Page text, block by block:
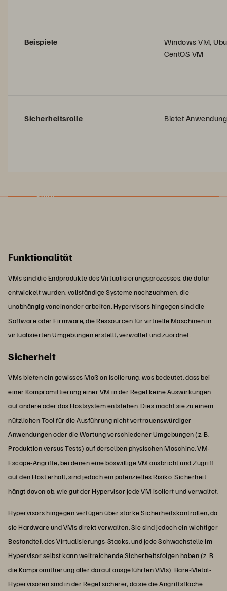
Beispiele
Windows VM,
CentOS VM
Sicherheitsrolle Bietet
Slide
Funktionalität
VMs sind die Endprodukte des Virtualisierungsprozesses, die dafür
entwickelt wurden, vollständige Systeme nachzuahmen, die
unabhängig voneinander arbeiten. Hypervisors hingegen sind die
Software oder Firmware, die Ressourcen für virtuelle Maschinen in
virtualisierten Umgebungen erstellt, verwaltet und zuordnet.
Sicherheit
VMs bieten ein gewisses Maß an Isolierung, was bedeutet, dass bei
einer Kompromittierung einer VM in der Regel keine Auswirkungen
auf andere oder das Hostsystem entstehen. Dies macht sie zu einem
nützlichen Tool für die Ausführung nicht vertrauenswürdiger
Anwendungen oder die Wartung verschiedener Umgebungen (z. B.
Produktion versus Tests) auf derselben physischen Maschine. VM-
Escape-Angriffe, bei denen eine böswillige VM ausbricht und Zugriff
auf den Host erhält, sind jedoch ein potenzielles Risiko. Sicherheit
hängt davon ab, wie gut der Hypervisor jede VM isoliert und verwaltet.
Hypervisors hingegen verfügen über starke Sicherheitskontrollen, da
sie Hardware und VMs direkt verwalten. Sie sind jedoch ein wichtiger
Bestandteil des Virtualisierungs-Stacks, und jede Schwachstelle im
Hypervisor selbst kann weitreichende Sicherheitsfolgen haben (z. B.
die Kompromittierung aller darauf ausgeführten VMs). Bare-Metal-
Hypervisoren sind in der Regel sicherer, da sie die Angriffsfläche